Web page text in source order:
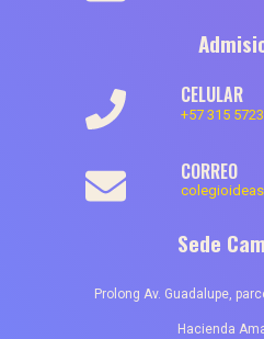
CELULAR
+57 315
CORREO
Sede
Prolong Av. Guadalupe,
Hacienda